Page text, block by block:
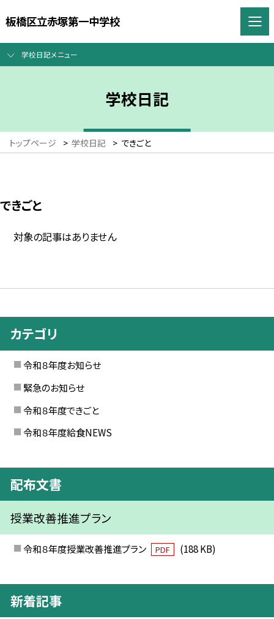
板橋区立赤塚第一中学校
学校日記メニュー
学校日記
トップページ > 学校日記 > できごと
できごと
対象の記事はありません
カテゴリ
令和８年度お知らせ
緊急のお知らせ
令和８年度できごと
令和８年度給食NEWS
配布文書
授業改善推進プラン
令和８年度授業改善推進プラン PDF (188 KB)
新着記事